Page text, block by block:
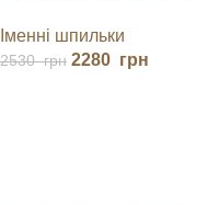
Іменні шпильки
2530грн 2280 грн